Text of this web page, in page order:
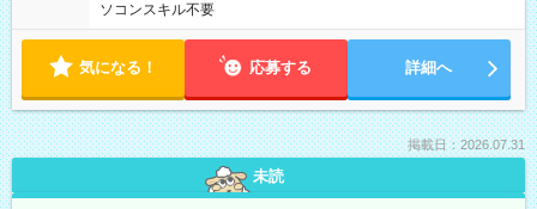
ソコンスキル不要
気になる！ 応募する 詳細へ
掲載日：2026.07.31
未読